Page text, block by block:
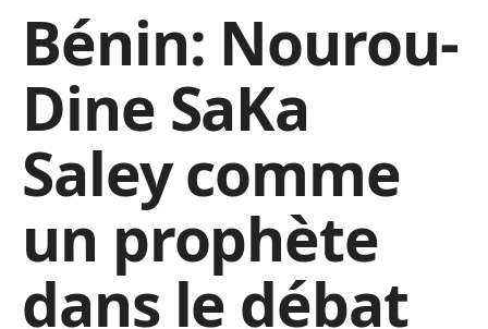
Bénin: Nourou-
Dine SaKa
Saley comme
un prophète
dans le débat